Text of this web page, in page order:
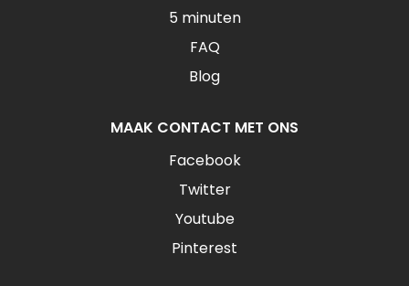
5 minuten
FAQ
Blog
MAAK CONTACT MET ONS
Facebook
Twitter
Youtube
Pinterest